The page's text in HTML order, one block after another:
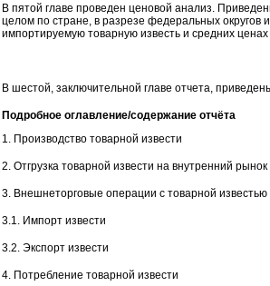
В пятой главе проведен ценовой анализ.
целом по стране, в разрезе федеральных
импортируемую товарную известь и средних
В шестой, заключительной главе отчета,
Подробное оглавление/содержание отчёта
1. Производство товарной извести
2. Отгрузка товарной извести на внутренний рынок
3. Внешнеторговые операции с товарной известью
3.1. Импорт извести
3.2. Экспорт извести
4. Потребление товарной извести